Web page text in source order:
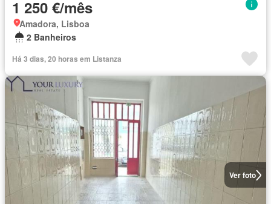
1 250 €/mês
Amadora, Lisboa
2 Banheiros
Há 3 dias, 20 horas em Listanza
Ver foto